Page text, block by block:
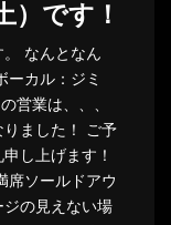
）です！
なんとなん
ーカル：ジミ
営業は、、、
ました！ ご予
し上げます！
席ソールドアウ
ジの見えない場